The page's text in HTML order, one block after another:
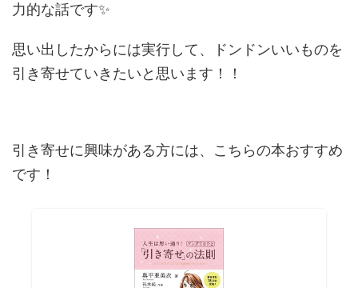
力的な話です✨
思い出したからには実行して、ドンドンいいものを
引き寄せていきたいと思います！！
引き寄せに興味がある方には、こちらの本おすすめ
です！